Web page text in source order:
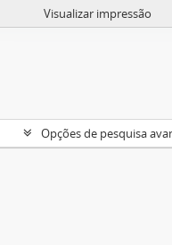
Visualizar impressão
Opções de pesquisa